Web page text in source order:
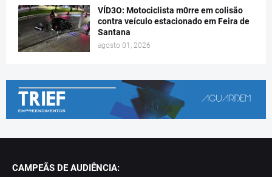
VÍD3O: Motociclista m0rre em colisão
contra veículo estacionado em Feira de
Santana
agosto 01, 2026
CAMPEÃS DE AUDIÊNCIA: